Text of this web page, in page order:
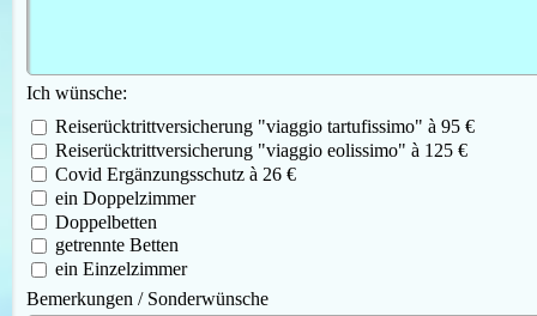
Ich wünsche:
Reiserücktrittversicherung "viaggio tartufissimo" à 95 €
Reiserücktrittversicherung "viaggio eolissimo" à 125 €
Covid Ergänzungsschutz à 26 €
ein Doppelzimmer
Doppelbetten
getrennte Betten
ein Einzelzimmer
Bemerkungen / Sonderwünsche